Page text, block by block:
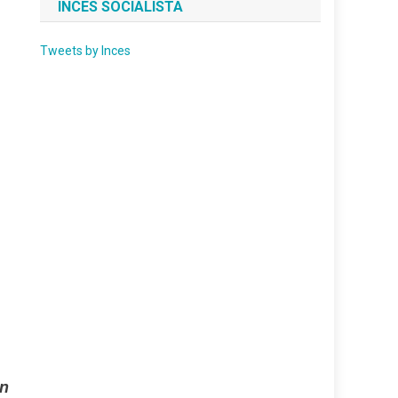
INCES SOCIALISTA
Tweets by Inces